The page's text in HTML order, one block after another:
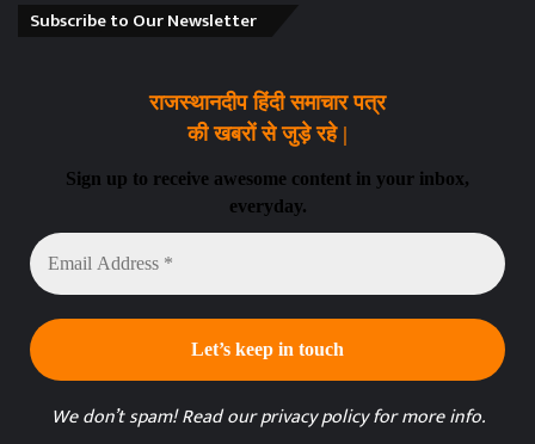
Subscribe to Our Newsletter
राजस्थानदीप हिंदी समाचार पत्र
की खबरों से जुड़े रहे |
Sign up to receive awesome content in your inbox,
everyday.
Email
Address
*
We don’t spam! Read ourprivacy policyfor more info.